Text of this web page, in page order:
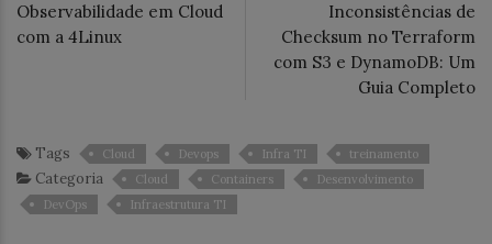
Observabilidade em Cloud
com a 4Linux
Inconsistências de
Checksum no Terraform
com S3 e DynamoDB: Um
Guia Completo
Tags Cloud Devops Infra TI treinamento
Categoria Cloud Containers
Desenvolvimento
DevOps
Infraestrutura TI